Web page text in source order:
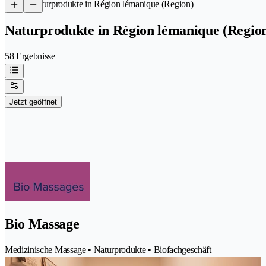
/Naturprodukte in Région lémanique (Region)
Naturprodukte in Région lémanique
58 Ergebnisse
Jetzt geöffnet
Bio Massage
Medizinische Massage • Naturprodukte • Biofachgeschäft